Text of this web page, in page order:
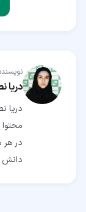
دریا
دریا
در هر
دانش